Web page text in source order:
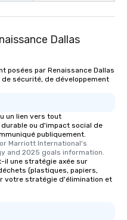
Dallas
posées par Renaissance Dallas
sécurité, de développement
un lien vers tout
ou d'impact social de
publiquement.
Marriott International's
and 2025 goals information.
il une stratégie axée sur
(plastiques, papiers,
votre stratégie d'élimination et